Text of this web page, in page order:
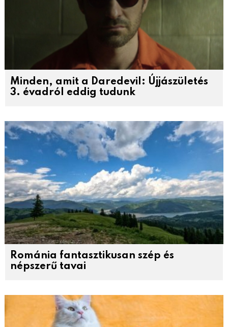
Minden, amit a Daredevil: Újjászületés
3. évadról eddig tudunk
Románia fantasztikusan szép és
népszerű tavai